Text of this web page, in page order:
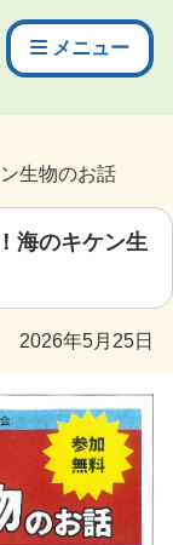
メニュー
生物のお話
海のキケン生
2026年5月25日